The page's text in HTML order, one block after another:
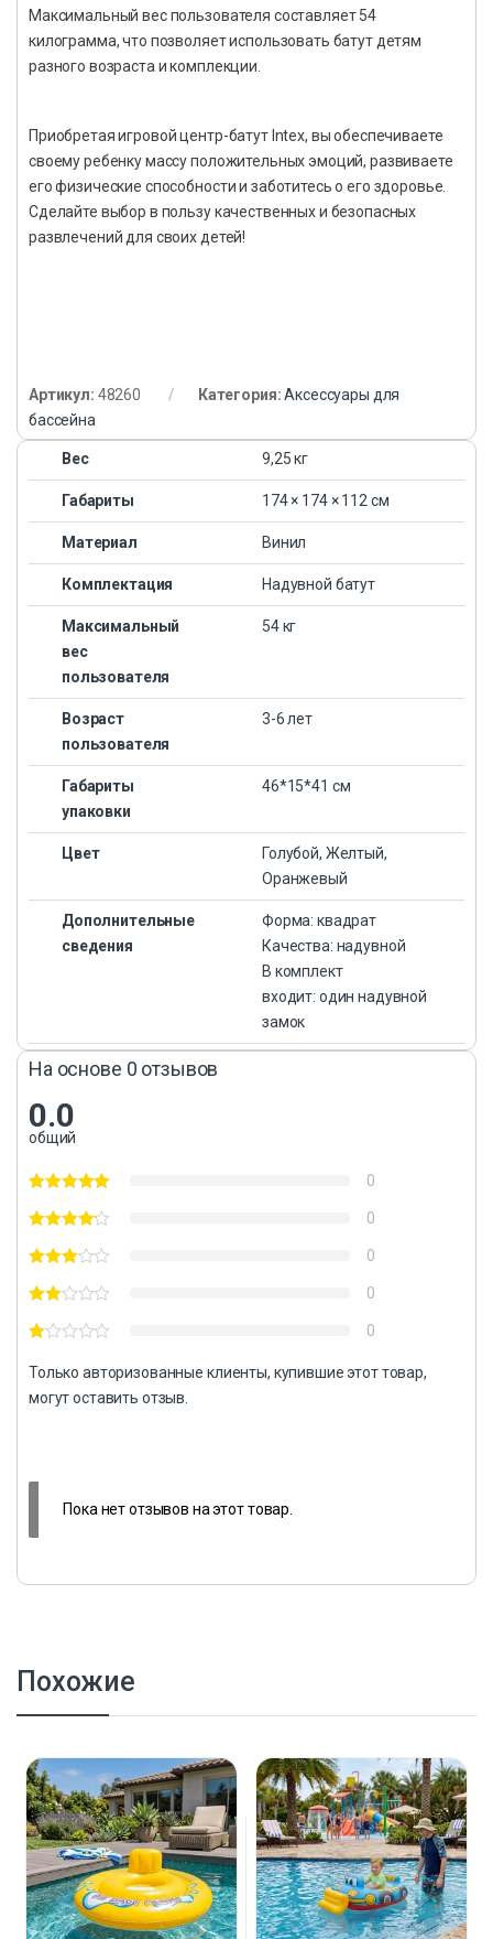
Максимальный вес пользователя составляет 54
килограмма, что позволяет использовать батут детям
разного возраста и комплекции.
Приобретая игровой центр-батут Intex, вы обеспечиваете
своему ребенку массу положительных эмоций, развиваете
его физические способности и заботитесь о его здоровье.
Сделайте выбор в пользу качественных и безопасных
развлечений для своих детей!
Артикул: 48260 Категория:Аксессуары для
бассейна
Вес 9,25 кг
Габариты 174 × 174 × 112 см
Материал Винил
Комплектация Надувной батут
Максимальный
вес
пользователя
54 кг
Возраст
пользователя
3-6 лет
Габариты
упаковки
46*15*41 см
Цвет
Голубой, Желтый,
Оранжевый
Дополнительные
сведения
Форма: квадрат
Качества: надувной
В комплект
входит: один надувной
замок
На основе 0 отзывов
0.0
общий
0
0
0
0
0
Только авторизованные клиенты, купившие этот товар,
могут оставить отзыв.
Пока нет отзывов на этот товар.
Похожие